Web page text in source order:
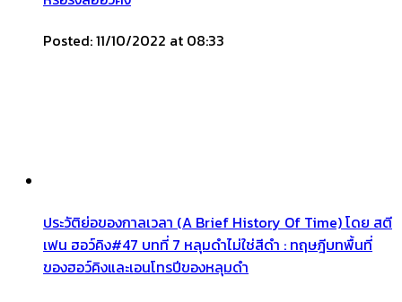
Posted: 11/10/2022 at 08:33
ประวัติย่อของกาลเวลา (A Brief History Of Time) โดย สตี
เฟน ฮอว์คิง#47 บทที่ 7 หลุมดำไม่ใช่สีดำ : ทฤษฎีบทพื้นที่
ของฮอว์คิงและเอนโทรปีของหลุมดำ